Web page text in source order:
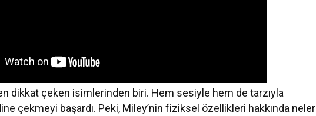
dikkat çeken isimlerinden biri. Hem sesiyle hem de tarzıyla
çekmeyi başardı. Peki, Miley’nin fiziksel özellikleri hakkında neler